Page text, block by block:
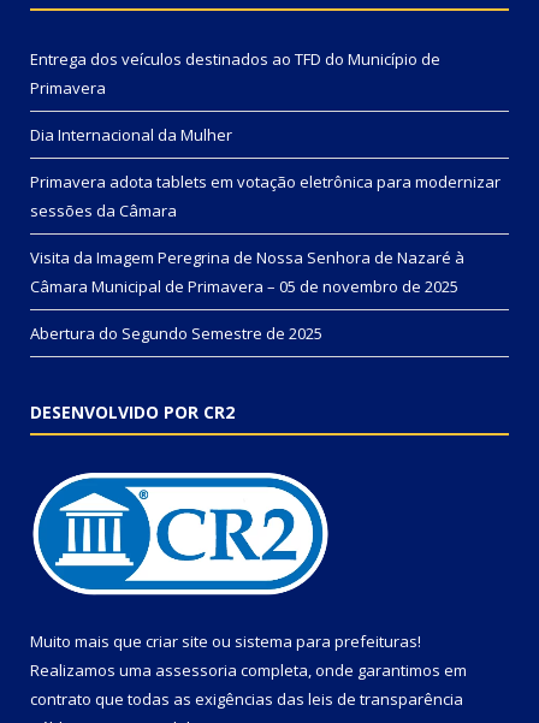
Entrega dos veículos destinados ao TFD do Município de
Primavera
Dia Internacional da Mulher
Primavera adota tablets em votação eletrônica para modernizar
sessões da Câmara
Visita da Imagem Peregrina de Nossa Senhora de Nazaré à
Câmara Municipal de Primavera – 05 de novembro de 2025
Abertura do Segundo Semestre de 2025
DESENVOLVIDO POR CR2
Muito mais que criar site ou sistema para prefeituras!
Realizamos uma assessoria completa, onde garantimos em
contrato que todas as exigências das leis de transparência